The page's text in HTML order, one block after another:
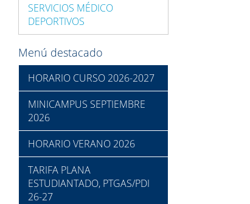
SERVICIOS MÉDICO
DEPORTIVOS
Menú destacado
HORARIO CURSO 2026-2027
MINICAMPUS SEPTIEMBRE
2026
HORARIO VERANO 2026
TARIFA PLANA
ESTUDIANTADO, PTGAS/PDI
26-27